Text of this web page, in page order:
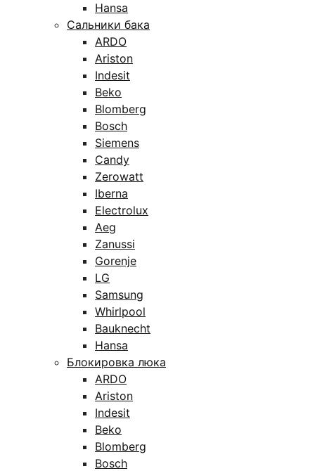
Hansa
Сальники бака
ARDO
Ariston
Indesit
Beko
Blomberg
Bosch
Siemens
Candy
Zerowatt
Iberna
Electrolux
Aeg
Zanussi
Gorenje
LG
Samsung
Whirlpool
Bauknecht
Hansa
Блокировка люка
ARDO
Ariston
Indesit
Beko
Blomberg
Bosch